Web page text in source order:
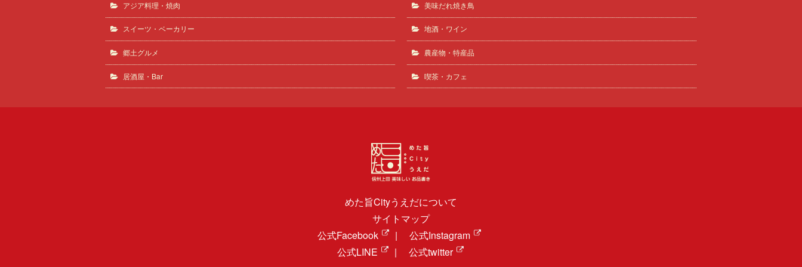
アジア料理・焼肉 美味だれ焼き鳥
スイーツ・ベーカリー 地酒・ワイン
郷土グルメ 農産物・特産品
居酒屋・Bar 喫茶・カフェ
めた旨Cityうえだについて
サイトマップ
公式Facebook
| 公式Instagram
公式LINE
| 公式twitter